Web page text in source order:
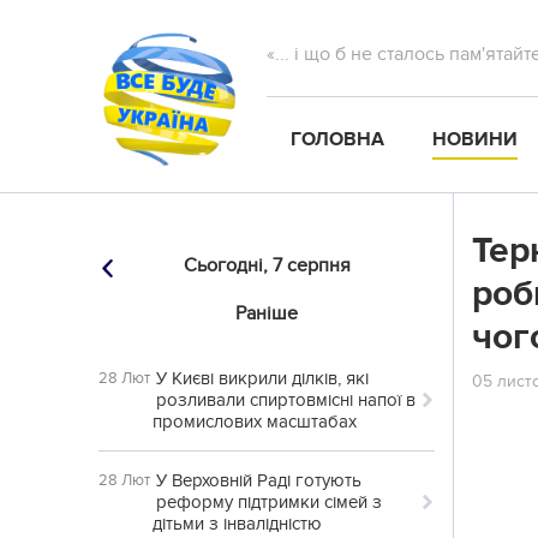
«... і що б не сталось
ГОЛОВНА НОВИНИ
Сьогодні, 7 серпня
Раніше
28 Лют У Києві викрили ділків, які
розливали спиртовмісні напої в
промислових масштабах
28 Лют У Верховній Раді готують
реформу підтримки сімей з
дітьми з інвалідністю
05